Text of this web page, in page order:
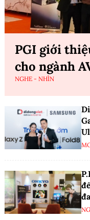
PGI giới
cho ngành
NGHE - NHÌN